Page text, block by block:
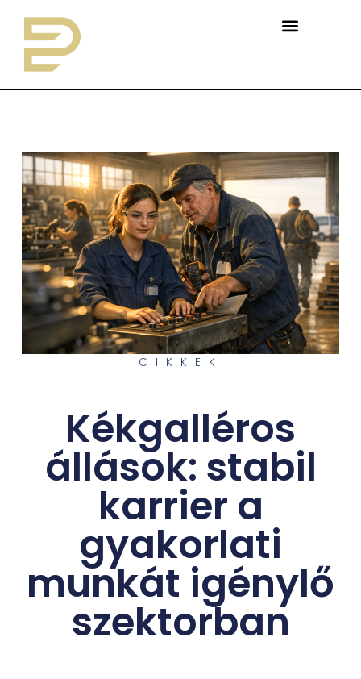
CIKKEK
Kékgalléros
állások: stabil
karrier a
gyakorlati
munkát igénylő
szektorban